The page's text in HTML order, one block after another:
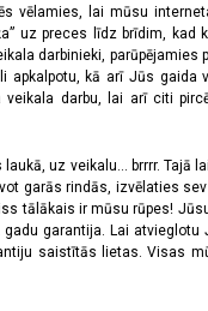
vēlamies, lai mūsu
uz preces līdz brīdim,
darbinieki, parūpējamies
kā arī Jūs gaida
darbu, lai arī citi
uz veikalu... brrrr. Tajā
garās rindās, izvēlaties sev
tālākais ir mūsu rūpes!
garantija. Lai
saistītās lietas. Visas